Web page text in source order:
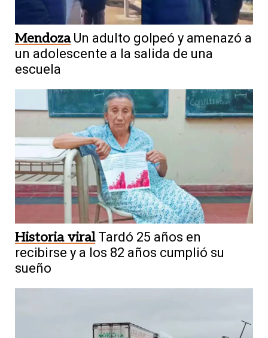
Mendoza Un adulto golpeó y amenazó a
un adolescente a la salida de una
escuela
Historia viral Tardó 25 años en
recibirse y a los 82 años cumplió su
sueño